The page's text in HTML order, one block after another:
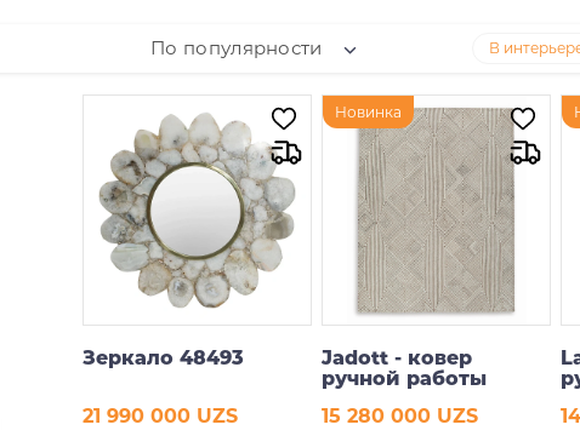
По популярности В
Зеркало 48493
21 990 000 UZS
Новинка
Jadott - ковер
ручной работы
15 280 000 UZS